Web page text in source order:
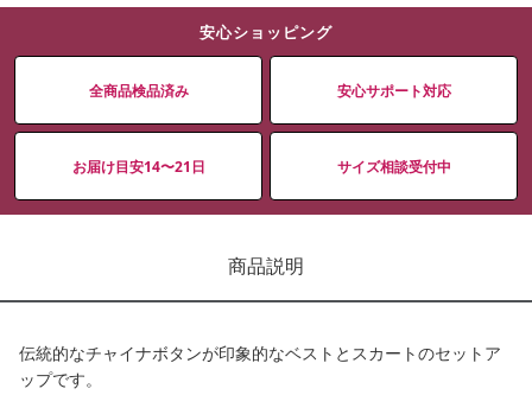
安心ショッピング
全商品検品済み 安心サポート対応
お届け目安14〜21日 サイズ相談受付中
商品説明
伝統的なチャイナボタンが印象的なベストとスカートのセットア
ップです。